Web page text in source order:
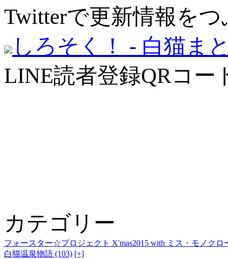
Twitterで更新情報を
しろそく！ - 白猫ま
LINE読者登録QRコー
カテゴリー
フォースター☆プロジェクト X'mas2015 with ミス・モノクロ
白猫温泉物語 (103) [+]